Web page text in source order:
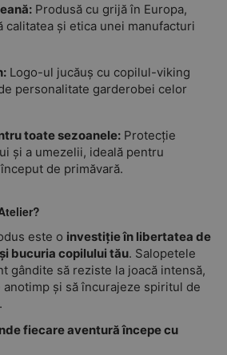
Produsă cu grijă în Europa,
calitatea și etica unei manufacturi
Logo-ul jucăuș cu copilul-viking
personalitate garderobei celor
toate sezoanele: Protecție
și a umezelii, ideală pentru
de primăvară.
este o investiție în libertatea de
bucuria copilului tău. Salopetele
gândite să reziste la joacă intensă,
și să încurajeze spiritul de
fiecare aventură începe cu